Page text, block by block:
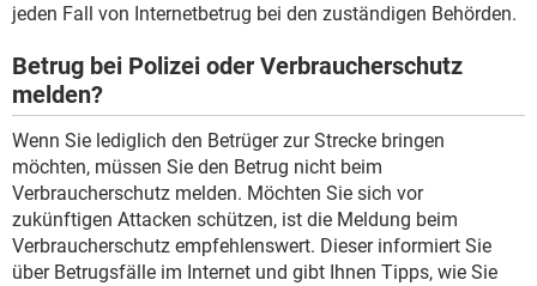
jeden Fall von Internetbetrug bei den zuständigen Behörden.
Betrug bei Polizei oder Verbraucherschutz
melden?
Wenn Sie lediglich den Betrüger zur Strecke bringen
möchten, müssen Sie den Betrug nicht beim
Verbraucherschutz melden. Möchten Sie sich vor
zukünftigen Attacken schützen, ist die Meldung beim
Verbraucherschutz empfehlenswert. Dieser informiert Sie
über Betrugsfälle im Internet und gibt Ihnen Tipps, wie Sie